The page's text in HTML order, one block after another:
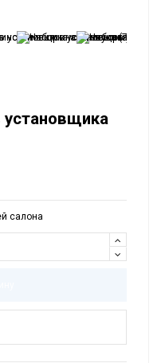
установщика
салона